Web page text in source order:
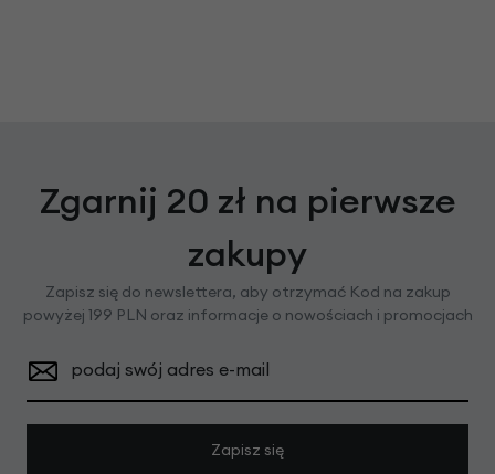
Zgarnij 20 zł na pierwsze
zakupy
Zapisz się do newslettera, aby otrzymać Kod na zakup
powyżej 199 PLN oraz informacje o nowościach i promocjach
podaj swój adres e-mail
Zapisz się